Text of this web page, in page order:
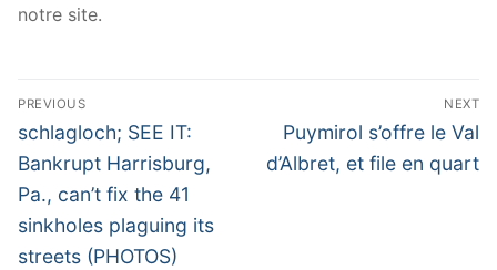
notre site.
Navigation
de
l’article
PREVIOUS
Previous
post:
schlagloch; SEE IT:
Bankrupt Harrisburg,
Pa., can’t fix the 41
sinkholes plaguing its
streets (PHOTOS)
NEXT
Next
post:
Puymirol s’offre le Val
d’Albret, et file en quart